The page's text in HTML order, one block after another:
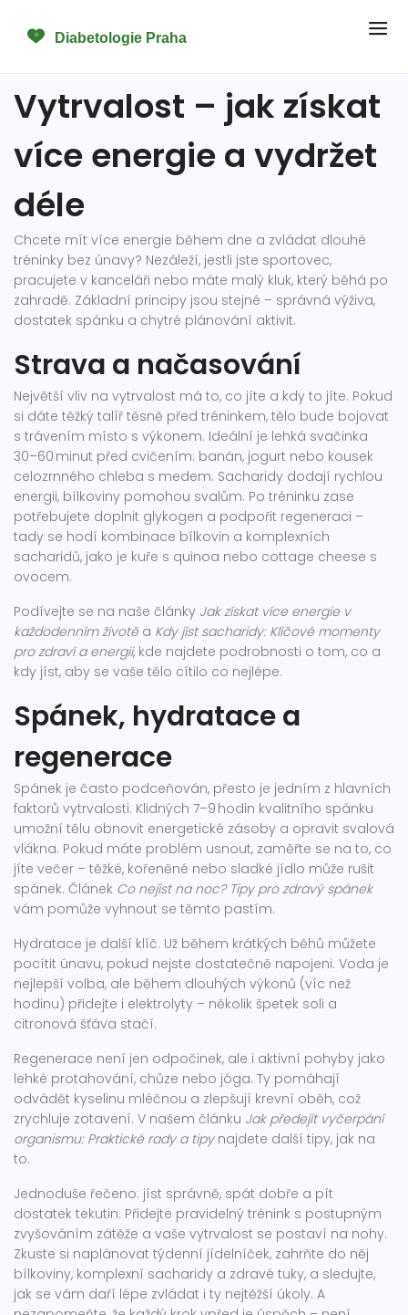
Vytrvalost – jak získat
více energie a vydržet
déle
Chcete mít více energie během dne a zvládat dlouhé
tréninky bez únavy? Nezáleží, jestli jste sportovec,
pracujete v kanceláři nebo máte malý kluk, který běhá po
zahradě. Základní principy jsou stejné – správná výživa,
dostatek spánku a chytré plánování aktivit.
Strava a načasování
Největší vliv na vytrvalost má to, co jíte a kdy to jíte. Pokud
si dáte těžký talíř těsně před tréninkem, tělo bude bojovat
s trávením místo s výkonem. Ideální je lehká svačinka
30–60 minut před cvičením: banán, jogurt nebo kousek
celozrnného chleba s medem. Sacharidy dodají rychlou
energii, bílkoviny pomohou svalům. Po tréninku zase
potřebujete doplnit glykogen a podpořit regeneraci –
tady se hodí kombinace bílkovin a komplexních
sacharidů, jako je kuře s quinoa nebo cottage cheese s
ovocem.
Podívejte se na naše články Jak získat více energie v
každodenním životě a Kdy jíst sacharidy: Klíčové momenty
pro zdraví a energii, kde najdete podrobnosti o tom, co a
kdy jíst, aby se vaše tělo cítilo co nejlépe.
Spánek, hydratace a
regenerace
Spánek je často podceňován, přesto je jedním z hlavních
faktorů vytrvalosti. Klidných 7–9 hodin kvalitního spánku
umožní tělu obnovit energetické zásoby a opravit svalová
vlákna. Pokud máte problém usnout, zaměřte se na to, co
jíte večer – těžké, kořeněné nebo sladké jídlo může rušit
spánek. Článek Co nejíst na noc? Tipy pro zdravý spánek
vám pomůže vyhnout se těmto pastím.
Hydratace je další klíč. Už během krátkých běhů můžete
pocítit únavu, pokud nejste dostatečně napojeni. Voda je
nejlepší volba, ale během dlouhých výkonů (víc než
hodinu) přidejte i elektrolyty – několik špetek soli a
citronová šťáva stačí.
Regenerace není jen odpočinek, ale i aktivní pohyby jako
lehké protahování, chůze nebo jóga. Ty pomáhají
odvádět kyselinu mléčnou a zlepšují krevní oběh, což
zrychluje zotavení. V našem článku Jak předejít vyčerpání
organismu: Praktické rady a tipynajdete další tipy, jak na
to.
Jednoduše řečeno: jíst správně, spát dobře a pít
dostatek tekutin. Přidejte pravidelný trénink s postupným
zvyšováním zátěže a vaše vytrvalost se postaví na nohy.
Zkuste si naplánovat týdenní jídelníček, zahrňte do něj
bílkoviny, komplexní sacharidy a zdravé tuky, a sledujte,
jak se vám daří lépe zvládat i ty nejtěžší úkoly. A